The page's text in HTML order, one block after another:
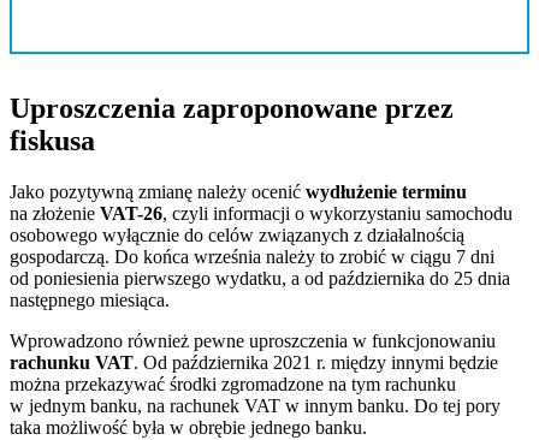
Uproszczenia zaproponowane przez
fiskusa
Jako pozytywną zmianę należy ocenić wydłużenie terminu
na złożenie VAT-26, czyli informacji o wykorzystaniu samochodu
osobowego wyłącznie do celów związanych z działalnością
gospodarczą. Do końca września należy to zrobić w ciągu 7 dni
od poniesienia pierwszego wydatku, a od października do 25 dnia
następnego miesiąca.
Wprowadzono również pewne uproszczenia w funkcjonowaniu
rachunku VAT. Od października 2021 r. między innymi będzie
można przekazywać środki zgromadzone na tym rachunku
w jednym banku, na rachunek VAT w innym banku. Do tej pory
taka możliwość była w obrębie jednego banku.